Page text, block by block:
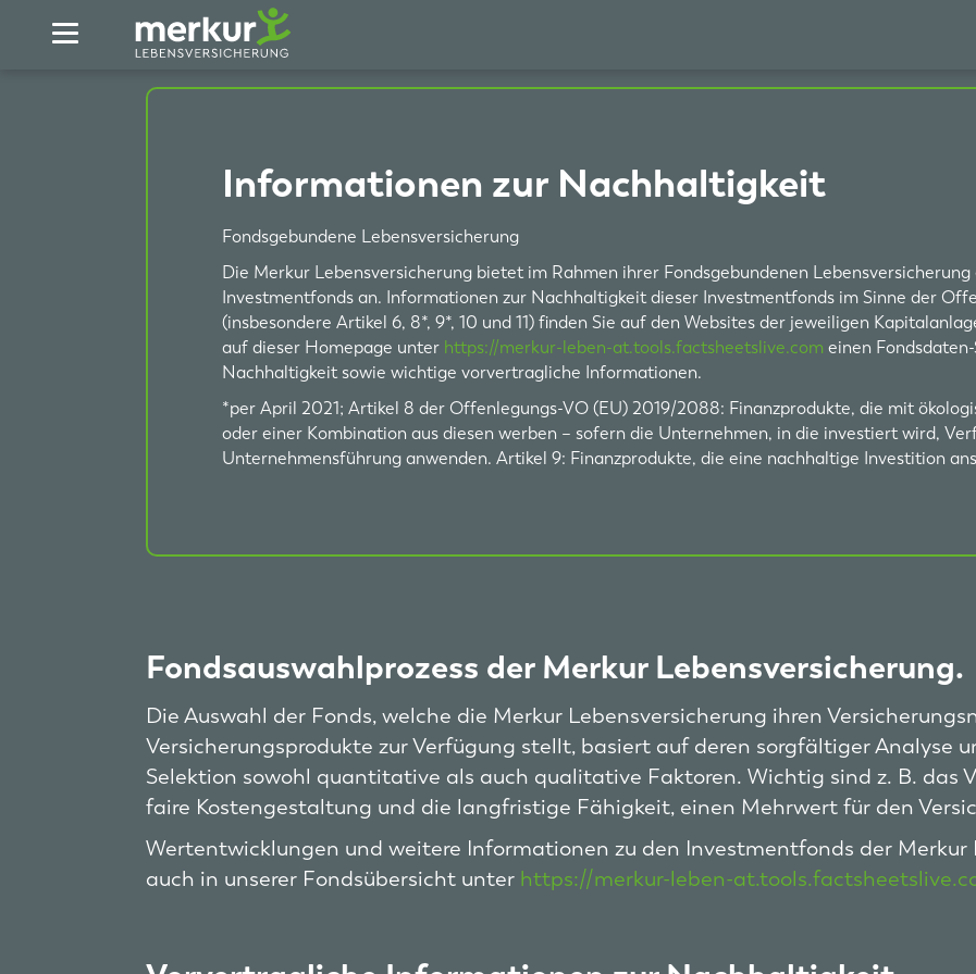
Informationen zur Nachhaltigkeit
Fondsgebundene Lebensversicherung
Die Merkur Lebensversicherung bietet im Rahmen ihrer Fondsgebundenen
Investmentfonds an. Informationen zur Nachhaltigkeit dieser Investmentfonds im Sinne der
(insbesondere Artikel 6, 8*, 9*, 10 und 11) finden Sie auf den Websites der jeweiligen
auf dieser Homepage unter https://merkur-leben-at.tools.factsheetslive.com einen
Nachhaltigkeit sowie wichtige vorvertragliche Informationen.
*per April 2021; Artikel 8 der Offenlegungs-VO (EU) 2019/2088: Finanzprodukte, die mit
oder einer Kombination aus diesen werben – sofern die Unternehmen, in die investiert wird,
Unternehmensführung anwenden. Artikel 9: Finanzprodukte, die eine nachhaltige Investition
Fondsauswahlprozess der Merkur Lebensversicherung.
Die Auswahl der Fonds, welche die Merkur Lebensversicherung ihren
Versicherungsprodukte zur Verfügung stellt, basiert auf deren sorgfältiger Analyse
Selektion sowohl quantitative als auch qualitative Faktoren. Wichtig sind z. B. das
faire Kostengestaltung und die langfristige Fähigkeit, einen Mehrwert für den
Wertentwicklungen und weitere Informationen zu den Investmentfonds der Merkur
auch in unserer Fondsübersicht unter https://merkur-leben-